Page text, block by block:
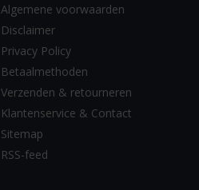
Algemene voorwaarden
Disclaimer
Privacy Policy
Betaalmethoden
Verzenden & retourneren
Klantenservice & Contact
Sitemap
RSS-feed